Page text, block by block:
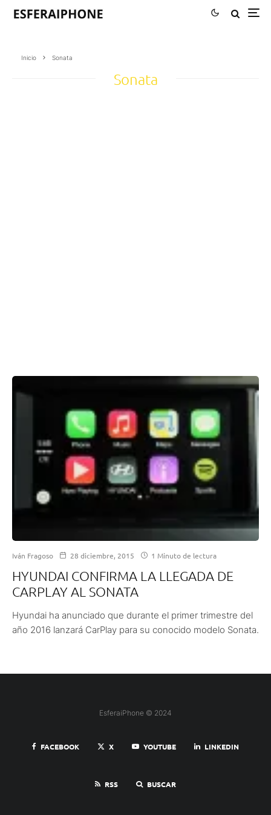
Inicio Sonata
Sonata
Iván Fragoso 28 diciembre, 2015 1 Minuto de lectura
HYUNDAI CONFIRMA LA LLEGADA DE
CARPLAY AL SONATA
Hyundai ha anunciado que durante el primer trimestre del
año 2016 lanzará CarPlay para su conocido modelo Sonata.
EsferaiPhone © 2024
FACEBOOK X YOUTUBE LINKEDIN
RSS BUSCAR